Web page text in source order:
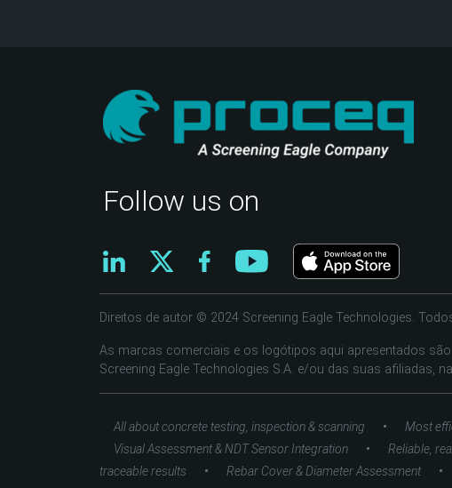
Follow us on
Direitos de autor © 2024 Screening Eagle Technologies.
As marcas comerciais e os logótipos aqui apresentados
Screening Eagle Technologies S.A. e/ou das suas afiliadas,
All about concrete testing, inspection & scanning • Most
Visual Assessment & NDT Sensor Integration • Reliable,
traceable results
• Rebar Cover & Diameter Assessment •